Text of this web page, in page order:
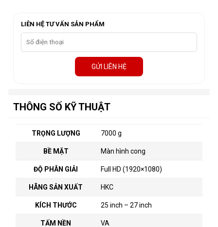
LIÊN HỆ TƯ VẤN SẢN PHẨM
GỬI LIÊN HỆ
THÔNG SỐ KỸ THUẬT
TRỌNG LƯỢNG 7000 g
BỀ MẶT Màn hình cong
ĐỘ PHÂN GIẢI Full HD (1920×1080)
HÃNG SẢN XUẤT HKC
KÍCH THƯỚC 25 inch – 27 inch
TẤM NỀN VA